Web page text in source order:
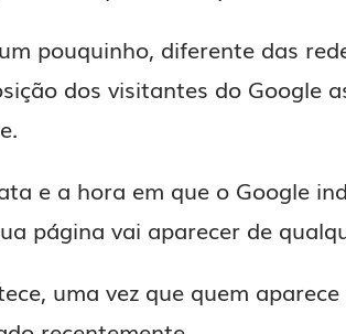
pouquinho, diferente das
dos visitantes do Google
e a hora em que o Google
página vai aparecer de
uma vez que quem